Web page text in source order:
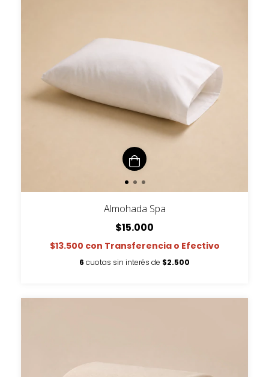
Almohada Spa
$15.000
$13.500 con Transferencia o Efectivo
6 cuotas sin interés de $2.500